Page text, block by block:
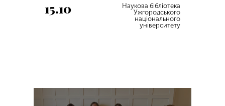
15.10
Наукова бібліотека
Ужгородського
національного
університету